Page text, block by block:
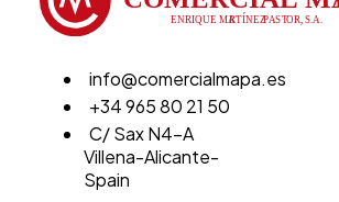
info@comercialmapa.es
+34 965 80 21 50
C/ Sax N4-A
Villena-Alicante-
Spain